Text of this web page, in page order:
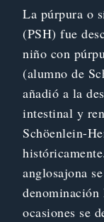
La púrpura o
(PSH) fue
niño con
(alumno de
añadió a la
intestinal y
Schöenlein-
anglosajona
denominación
ocasiones se